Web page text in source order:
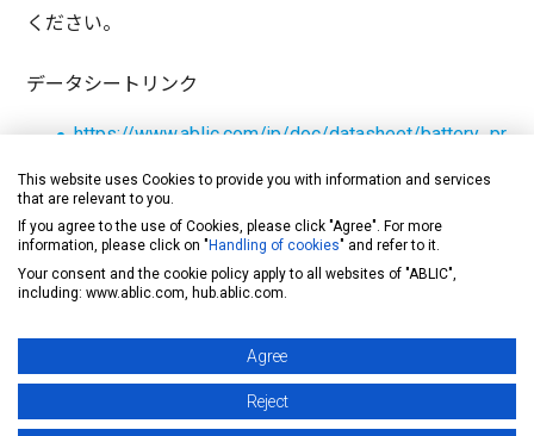
ください。
データシートリンク
https://www.ablic.com/jp/doc/datasheet/battery_pr
otection/S8265C_J.pdf
https://www.ablic.com/jp/doc/datasheet/battery_pr
otection/S8209A_J.pdf
https://www.ablic.com/jp/doc/datasheet/battery_pr
otection/S8209B_J.pdf
This website uses Cookies to provide you with information and services
that are relevant to you.
If you agree to the use of Cookies, please click "Agree". For more
information, please click on " Handling of cookies" and refer to it.
Your consent and the cookie policy apply to all websites of "ABLIC",
including: www.ablic.com, hub.ablic.com.
Agree
Reject